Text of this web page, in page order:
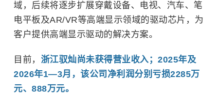
域，后续将逐步扩展穿戴设备、电视、汽车、笔
电平板及AR/VR等高端显示领域的驱动芯片，为
客户提供高端显示驱动的解决方案。
目前， 浙江驭灿尚未获得营业收入；2025年及
2026年1—3月，该公司净利润分别亏损2285万
元、888万元。